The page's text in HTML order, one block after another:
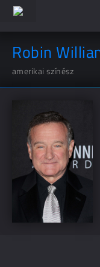
Robin
amerikai színész